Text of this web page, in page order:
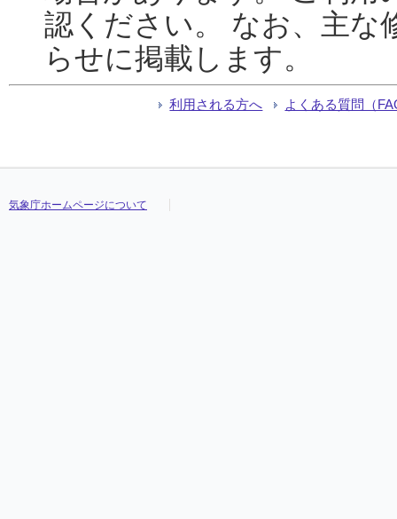
認ください。 なお、主な
らせに掲載します。
利用される方へ よくある質問（
気象庁ホームページについて